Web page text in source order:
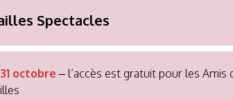
Spectacles
octobre – l’accès est gratuit pour les Amis